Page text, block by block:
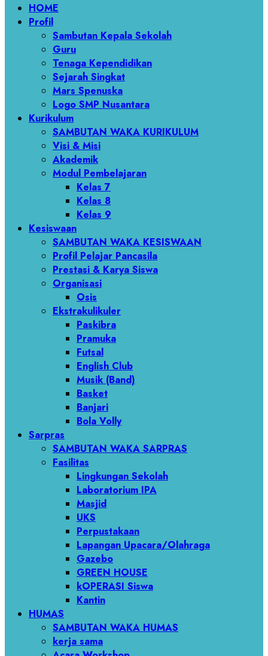
Primary
Menu
HOME
Profil
Sambutan Kepala Sekolah
Guru
Tenaga Kependidikan
Sejarah Singkat
Mars Spenuska
Logo SMP Nusantara
Kurikulum
SAMBUTAN WAKA KURIKULUM
Visi & Misi
Akademik
Modul Pembelajaran
Kelas 7
Kelas 8
Kelas 9
Kesiswaan
SAMBUTAN WAKA KESISWAAN
Profil Pelajar Pancasila
Prestasi & Karya Siswa
Organisasi
Osis
Ekstrakulikuler
Paskibra
Pramuka
Futsal
English Club
Musik (Band)
Basket
Banjari
Bola Volly
Sarpras
SAMBUTAN WAKA SARPRAS
Fasilitas
Lingkungan Sekolah
Laboratorium IPA
Masjid
UKS
Perpustakaan
Lapangan Upacara/Olahraga
Gazebo
GREEN HOUSE
kOPERASI Siswa
Kantin
HUMAS
SAMBUTAN WAKA HUMAS
kerja sama